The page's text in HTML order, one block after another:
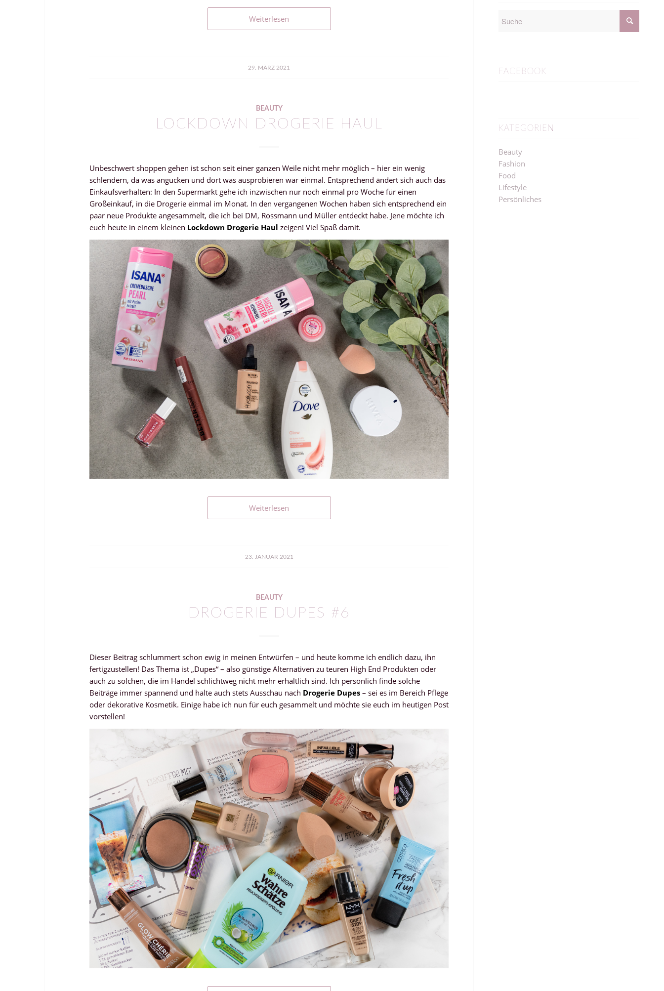
Weiterlesen
29. MÄRZ 2021
BEAUTY
LOCKDOWN DROGERIE HAUL
Unbeschwert shoppen gehen ist schon seit einer ganzen Weile nicht mehr möglich – hier ein wenig
schlendern, da was angucken und dort was ausprobieren war einmal. Entsprechend ändert sich auch das
Einkaufsverhalten: In den Supermarkt gehe ich inzwischen nur noch einmal pro Woche für einen
Großeinkauf, in die Drogerie einmal im Monat. In den vergangenen Wochen haben sich entsprechend ein
paar neue Produkte angesammelt, die ich bei DM, Rossmann und Müller entdeckt habe. Jene möchte ich
euch heute in einem kleinen Lockdown Drogerie Haul zeigen! Viel Spaß damit.
Weiterlesen
23. JANUAR 2021
BEAUTY
DROGERIE DUPES #6
Dieser Beitrag schlummert schon ewig in meinen Entwürfen – und heute komme ich endlich dazu, ihn
fertigzustellen! Das Thema ist „Dupes“ – also günstige Alternativen zu teuren High End Produkten oder
auch zu solchen, die im Handel schlichtweg nicht mehr erhältlich sind. Ich persönlich finde solche
Beiträge immer spannend und halte auch stets Ausschau nach Drogerie Dupes – sei es im Bereich Pflege
oder dekorative Kosmetik. Einige habe ich nun für euch gesammelt und möchte sie euch im heutigen Post
vorstellen!
FACEBOOK
KATEGORIEN
Beauty
Fashion
Food
Lifestyle
Persönliches